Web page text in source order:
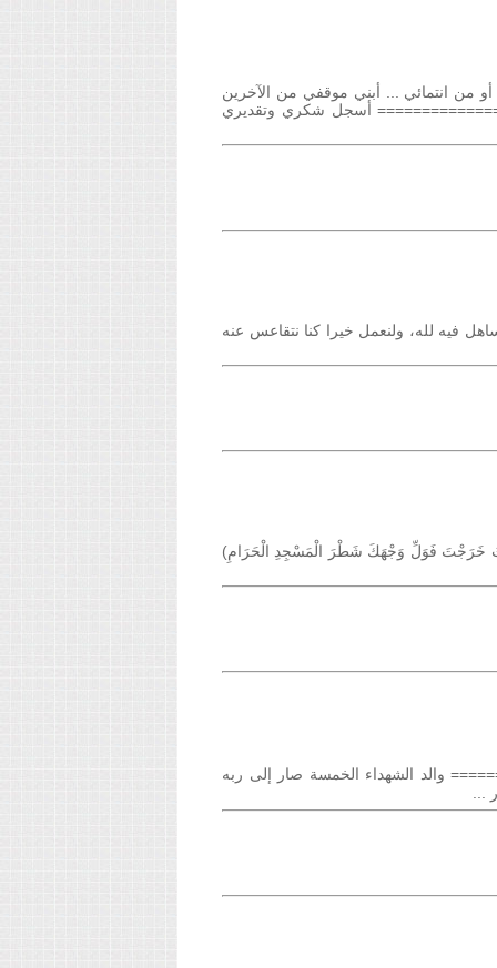
من انتمائي ... أبني موقفي من الآخرين
أسجل شكري وتقديري
فيه لله، ولنعمل خيرا كنا نتقاعس عنه
حَيْثُ خَرَجْتَ فَوَلِّ وَجْهَكَ شَطْرَ الْمَسْجِدِ الْحَرَامِ)
والد الشهداء الخمسة صار إلى ربه
...